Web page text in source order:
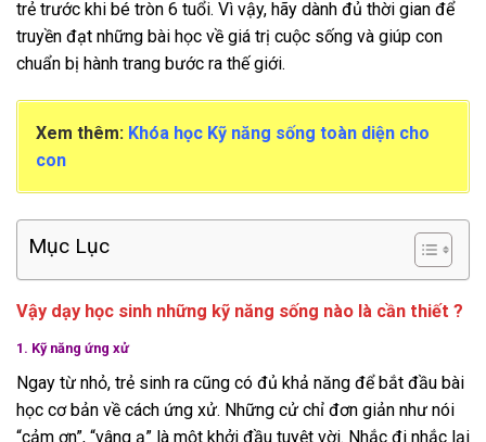
trẻ trước khi bé tròn 6 tuổi. Vì vậy, hãy dành đủ thời gian để
truyền đạt những bài học về giá trị cuộc sống và giúp con
chuẩn bị hành trang bước ra thế giới.
Xem thêm: Khóa học Kỹ năng sống toàn diện cho
con
Mục Lục
Vậy dạy học sinh những kỹ năng sống nào là cần thiết ?
1. Kỹ năng ứng xử
Ngay từ nhỏ, trẻ sinh ra cũng có đủ khả năng để bắt đầu bài
học cơ bản về cách ứng xử. Những cử chỉ đơn giản như nói
“cảm ơn”, “vâng ạ” là một khởi đầu tuyệt vời. Nhắc đi nhắc lại